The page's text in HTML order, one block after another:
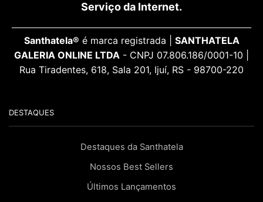
Serviço da Internet.
Santhatela® é marca registrada | SANTHATELA
GALERIA ONLINE LTDA - CNPJ 07.806.186/0001-10 |
Rua Tiradentes, 618, Sala 201, Ijuí, RS - 98700-220
DESTAQUES
Destaques da Santhatela
Nossos Best Sellers
Últimos Lançamentos